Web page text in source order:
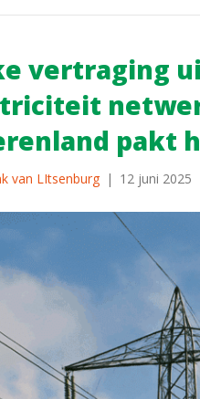
vertraging
pakt
van LItsenburg | 12 juni 2025